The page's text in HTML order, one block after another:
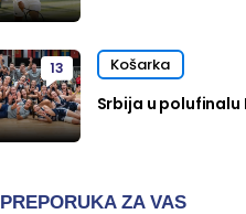
13 Košarka
Srbija u polufinalu
PREPORUKA ZA VAS